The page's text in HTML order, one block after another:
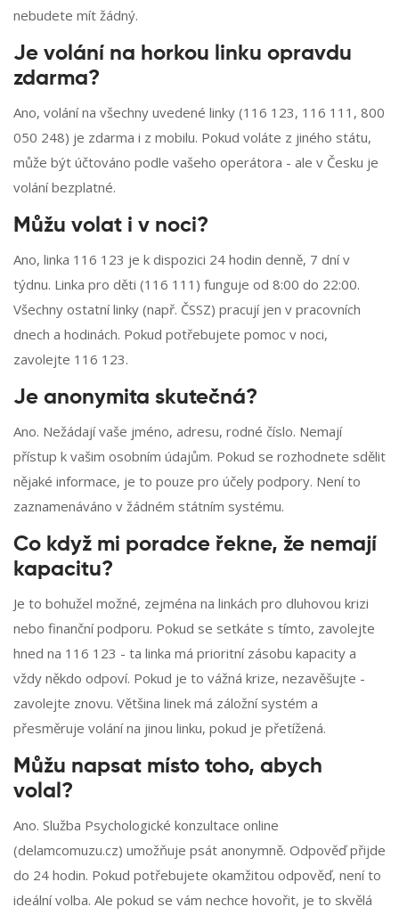
nebudete mít žádný.
Je volání na horkou linku opravdu
zdarma?
Ano, volání na všechny uvedené linky (116 123, 116 111, 800
050 248) je zdarma i z mobilu. Pokud voláte z jiného státu,
může být účtováno podle vašeho operátora - ale v Česku je
volání bezplatné.
Můžu volat i v noci?
Ano, linka 116 123 je k dispozici 24 hodin denně, 7 dní v
týdnu. Linka pro děti (116 111) funguje od 8:00 do 22:00.
Všechny ostatní linky (např. ČSSZ) pracují jen v pracovních
dnech a hodinách. Pokud potřebujete pomoc v noci,
zavolejte 116 123.
Je anonymita skutečná?
Ano. Nežádají vaše jméno, adresu, rodné číslo. Nemají
přístup k vašim osobním údajům. Pokud se rozhodnete sdělit
nějaké informace, je to pouze pro účely podpory. Není to
zaznamenáváno v žádném státním systému.
Co když mi poradce řekne, že nemají
kapacitu?
Je to bohužel možné, zejména na linkách pro dluhovou krizi
nebo finanční podporu. Pokud se setkáte s tímto, zavolejte
hned na 116 123 - ta linka má prioritní zásobu kapacity a
vždy někdo odpoví. Pokud je to vážná krize, nezavěšujte -
zavolejte znovu. Většina linek má záložní systém a
přesměruje volání na jinou linku, pokud je přetížená.
Můžu napsat místo toho, abych
volal?
Ano. Služba Psychologické konzultace online
(delamcomuzu.cz) umožňuje psát anonymně. Odpověď přijde
do 24 hodin. Pokud potřebujete okamžitou odpověď, není to
ideální volba. Ale pokud se vám nechce hovořit, je to skvělá